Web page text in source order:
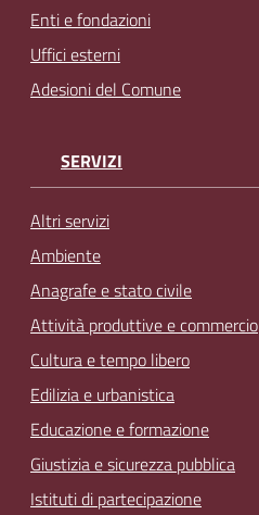
Enti e fondazioni
Uffici esterni
Adesioni del Comune
SERVIZI
Altri servizi
Ambiente
Anagrafe e stato civile
Attività produttive e commercio
Cultura e tempo libero
Edilizia e urbanistica
Educazione e formazione
Giustizia e sicurezza pubblica
Istituti di partecipazione